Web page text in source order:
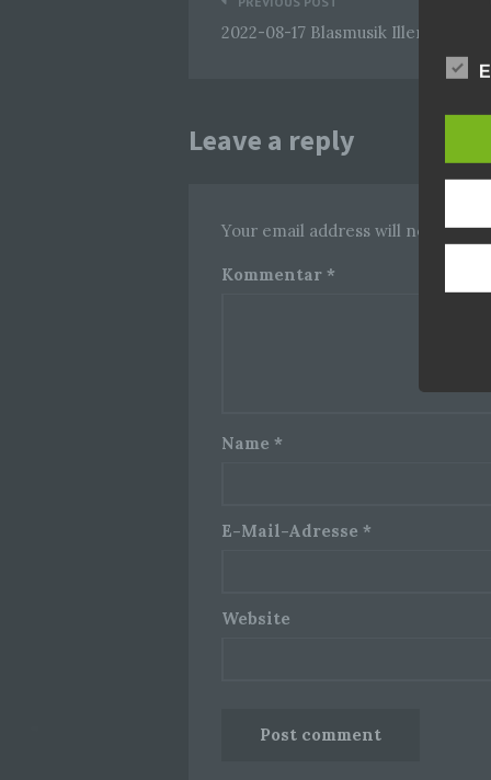
2022-08-17 Blasmusik
Leave a reply
Your email address will not be
Kommentar *
Name *
E-Mail-Adresse *
Website